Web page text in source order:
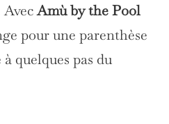
AvecAmù by the Pool
pour une parenthèse
quelques pas du